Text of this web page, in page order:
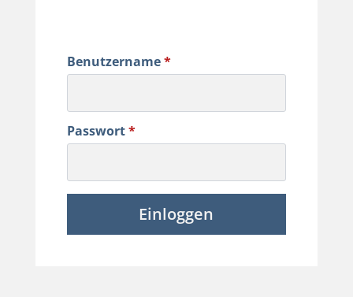
Benutzername*
Passwort*
Einloggen